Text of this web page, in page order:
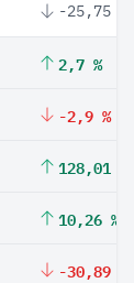
-25,75 %
2,7 %
-2,9 %
128,01 %
10,26 %
-30,89 %